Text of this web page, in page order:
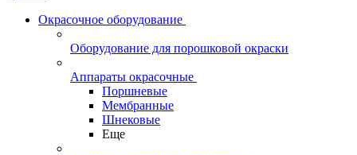
Окрасочное оборудование
Оборудование для порошковой окраски
Аппараты окрасочные
Поршневые
Мембранные
Шнековые
Еще